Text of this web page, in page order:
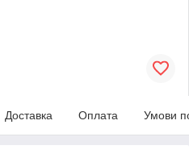
Доставка Оплата Умови